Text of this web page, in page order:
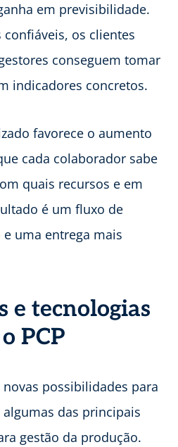
em previsibilidade.
os clientes
conseguem tomar
indicadores concretos.
favorece o aumento
cada colaborador sabe
quais recursos e em
é um fluxo de
uma entrega mais
e tecnologias
PCP
possibilidades para
das principais
gestão da produção.